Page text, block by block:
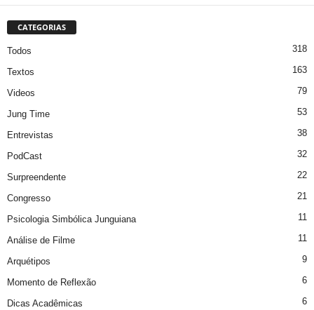
CATEGORIAS
Todos 318
Textos 163
Videos 79
Jung Time 53
Entrevistas 38
PodCast 32
Surpreendente 22
Congresso 21
Psicologia Simbólica Junguiana 11
Análise de Filme 11
Arquétipos 9
Momento de Reflexão 6
Dicas Acadêmicas 6